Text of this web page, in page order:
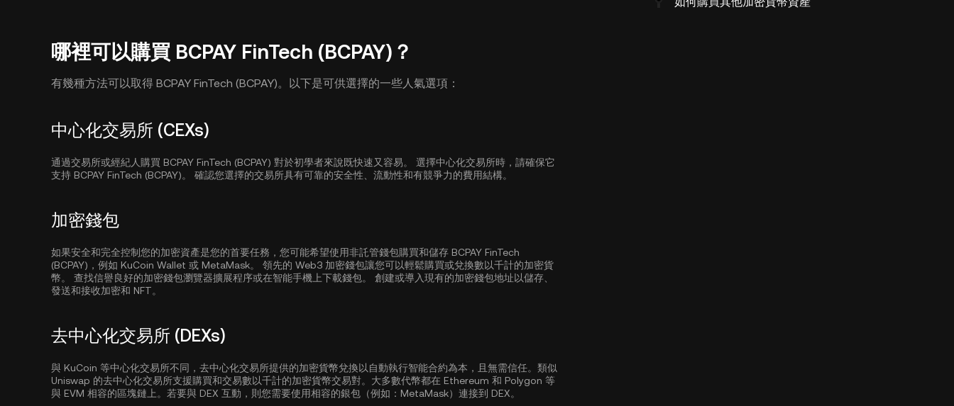
哪裡可以購買 BCPAY FinTech (BCPAY)？
有幾種方法可以取得 BCPAY FinTech (BCPAY)。以下是可供選擇的一些人氣選項：
中心化交易所 (CEXs)
通過交易所或經紀人購買 BCPAY FinTech (BCPAY) 對於初學者來說既快速又容易。 選擇中心化交易所時，請確保它
支持 BCPAY FinTech (BCPAY)。 確認您選擇的交易所具有可靠的安全性、流動性和有競爭力的費用結構。
加密錢包
如果安全和完全控制您的加密資產是您的首要任務，您可能希望使用非託管錢包購買和儲存 BCPAY FinTech
(BCPAY)，例如 KuCoin Wallet 或 MetaMask。 領先的 Web3 加密錢包讓您可以輕鬆購買或兌換數以千計的加密貨
幣。 查找信譽良好的加密錢包瀏覽器擴展程序或在智能手機上下載錢包。 創建或導入現有的加密錢包地址以儲存、
發送和接收加密和 NFT。
去中心化交易所 (DEXs)
與 KuCoin 等中心化交易所不同，去中心化交易所提供的加密貨幣兌換以自動執行智能合約為本，且無需信任。類似
Uniswap 的去中心化交易所支援購買和交易數以千計的加密貨幣交易對。大多數代幣都在 Ethereum 和 Polygon 等
與 EVM 相容的區塊鏈上。若要與 DEX 互動，則您需要使用相容的銀包（例如：MetaMask）連接到 DEX。